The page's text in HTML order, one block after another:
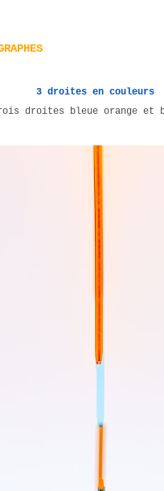
3 droites en couleurs
droites bleue orange et